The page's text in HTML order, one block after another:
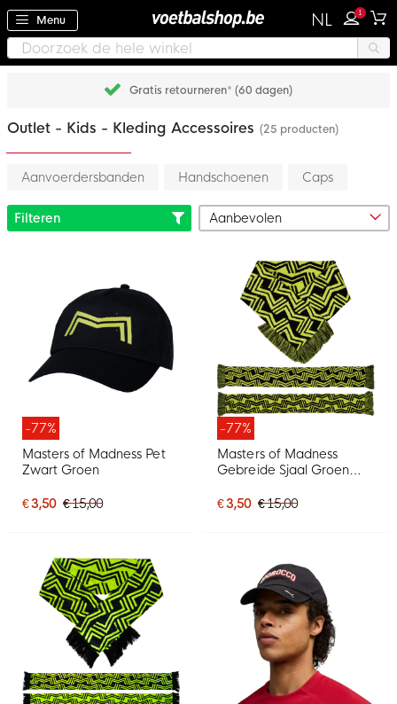
Menu NL 1
Gratis retourneren* (60 dagen)
Outlet - Kids - Kleding Accessoires (25 producten)
Aanvoerdersbanden Handschoenen Caps
Filteren
-77%
Masters of Madness Pet
Zwart Groen
€ 3,50 € 15,00
-77%
Masters of Madness
Gebreide Sjaal Groen
€ 3,50 € 15,00